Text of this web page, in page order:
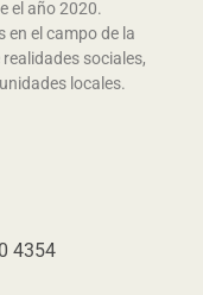
el año 2020.
el campo de la
sociales,
locales.
4354